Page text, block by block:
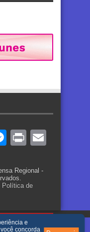
Messenger
Print
Regional -
Política de
e
concorda